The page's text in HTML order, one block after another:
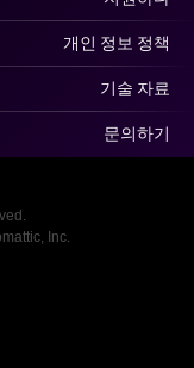
개인 정보 정책
기술 자료
문의하기
Inc.